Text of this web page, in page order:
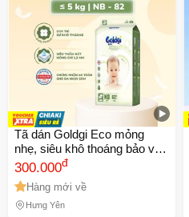
Tã dán Goldgi Eco mỏng
nhẹ, siêu khô thoáng bảo vệ
bé mỗi ngày tiết kiệm cho mẹ
300.000đ
Hàng mới về
Hưng Yên